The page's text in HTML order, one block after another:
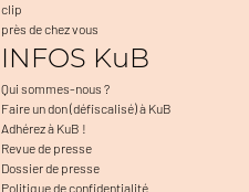
clip
près de chez vous
INFOS KuB
Qui sommes-nous ?
Faire un don (défiscalisé) à KuB
Adhérez à KuB !
Revue de presse
Dossier de presse
Politique de confidentialité